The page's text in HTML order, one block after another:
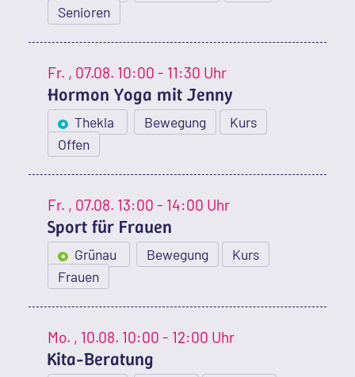
Senioren
Fr. , 07.08. 10:00 - 11:30 Uhr
Hormon Yoga mit Jenny
Thekla Bewegung
Kurs
Offen
Fr. , 07.08. 13:00 - 14:00 Uhr
Sport für Frauen
Grünau Bewegung
Kurs
Frauen
Mo. , 10.08. 10:00 - 12:00 Uhr
Kita-Beratung